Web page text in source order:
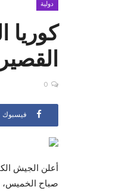
دولية
كوريا
0
فيسبوك
أعلن الجيش
صباح الخميس،